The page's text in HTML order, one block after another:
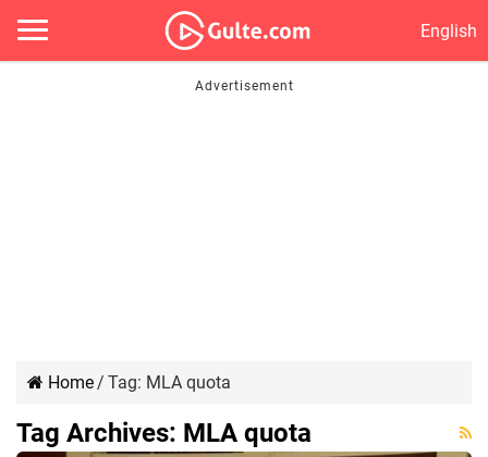
English
Home/ Tag: MLA quota
Tag Archives: MLA quota